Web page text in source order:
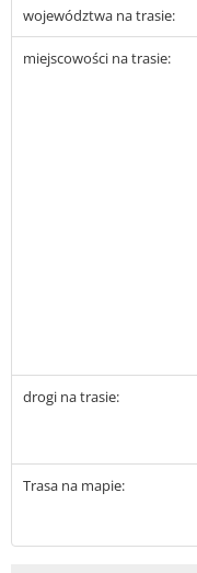
województwa na trasie:
miejscowości na trasie:
drogi na trasie:
Trasa na mapie: